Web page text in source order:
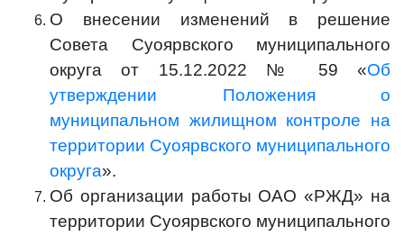
О внесении изменений в решение
Совета Суоярвского муниципального
округа от 15.12.2022 № 59 «Об
утверждении Положения о
муниципальном жилищном контроле на
территории Суоярвского муниципального
округа».
Об организации работы ОАО «РЖД» на
территории Суоярвского муниципального